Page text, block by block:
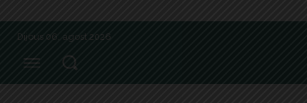
Dijous 06, agost 2026